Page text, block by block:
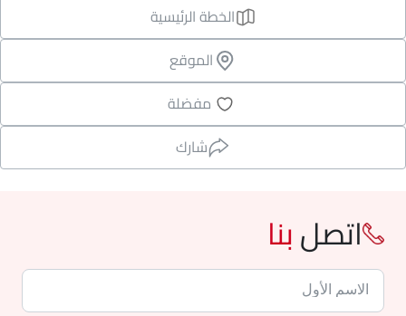
الخطة الرئيسية
الموقع
مفضلة
شارك
اتصلبنا